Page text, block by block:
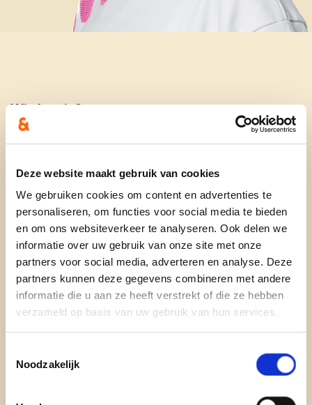
Deze website maakt gebruik van cookies
We gebruiken cookies om content en advertenties te
personaliseren, om functies voor social media te bieden
en om ons websiteverkeer te analyseren. Ook delen we
informatie over uw gebruik van onze site met onze
partners voor social media, adverteren en analyse. Deze
partners kunnen deze gegevens combineren met andere
informatie die u aan ze heeft verstrekt of die ze hebben
verzameld op basis van uw gebruik van hun services.
Noodzakelijk
Wie ben je?
Geboren en opgegroeid in de carnavalstad Aalst
2 zonen en oma van 3 kleinkinderen. Partner van
Jef Maeseele waarmee ik 2 pluskinderen en ook 3
pluskleinkinderen heb. Ik werk al 20 jaar als
regiocoördinator voor Markant. Ik ben betrokken
in de plaatselijke gemeenschap als bestuurslid van
Markant Kachtem en ben ook nog voorzitter van
het Schoolbestuur van de St-Vincentiusschool van
Kachtem. Naast dit alles ben ik schepen in Izegem
hoedanigheid ben ik ook voorzitter van Zorg. In
wandelen, gezellig samenzijn met vrienden.